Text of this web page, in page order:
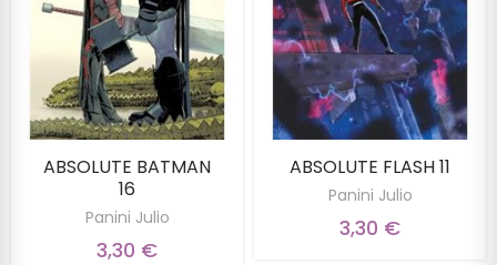
ABSOLUTE BATMAN
16
Panini Julio
3,30 €
ABSOLUTE FLASH 11
Panini Julio
3,30 €